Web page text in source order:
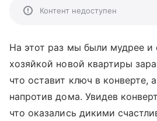
Контент недоступен
На этот раз мы были мудрее и
хозяйкой новой квартиры
что оставит ключ в конверте,
напротив дома. Увидев
что оказались дикими